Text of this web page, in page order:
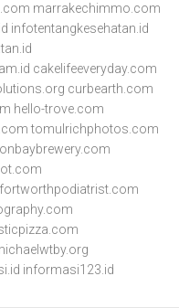
marrakechimmo.com
infotentangkesehatan.id
cakelifeeveryday.com
curbearth.com
hello-trove.com
tomulrichphotos.com
informasi123.id